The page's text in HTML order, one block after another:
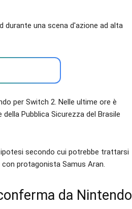
per Switch 2. Nelle ultime ore è
Pubblica Sicurezza del Brasile
secondo cui potrebbe trattarsi
protagonista Samus Aran.
da Nintendo